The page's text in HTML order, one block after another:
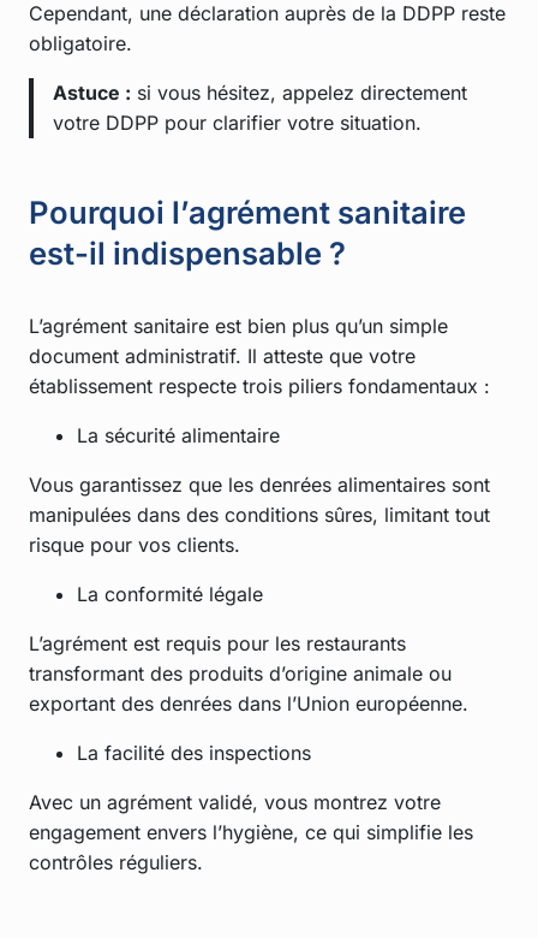
Cependant, une déclaration auprès de la DDPP reste
obligatoire.
Astuce : si vous hésitez, appelez directement
votre DDPP pour clarifier votre situation.
Pourquoi l’agrément sanitaire
est-il indispensable ?
L’agrément sanitaire est bien plus qu’un simple
document administratif. Il atteste que votre
établissement respecte trois piliers fondamentaux :
La sécurité alimentaire
Vous garantissez que les denrées alimentaires sont
manipulées dans des conditions sûres, limitant tout
risque pour vos clients.
La conformité légale
L’agrément est requis pour les restaurants
transformant des produits d’origine animale ou
exportant des denrées dans l’Union européenne.
La facilité des inspections
Avec un agrément validé, vous montrez votre
engagement envers l’hygiène, ce qui simplifie les
contrôles réguliers.